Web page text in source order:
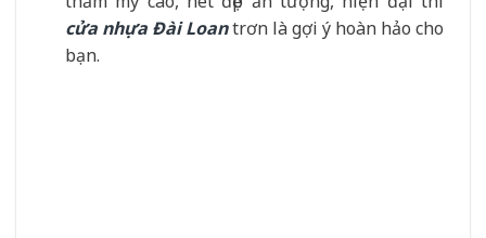
cửa nhựa Đài Loantrơn là gợi ý hoàn hảo cho
bạn.